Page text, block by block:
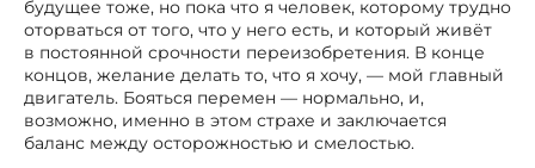
будущее тоже, но пока что я человек, которому трудно
оторваться от того, что у него есть, и который живёт
в постоянной срочности переизобретения. В конце
концов, желание делать то, что я хочу, — мой главный
двигатель. Бояться перемен — нормально, и,
возможно, именно в этом страхе и заключается
баланс между осторожностью и смелостью.